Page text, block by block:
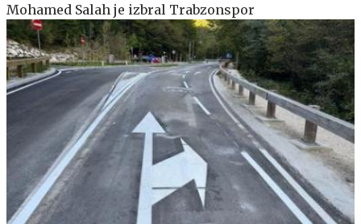
Mohamed Salah je izbral Trabzonspor